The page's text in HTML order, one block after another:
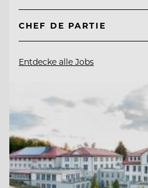
CHEF DE PARTIE
Entdecke alle Jobs